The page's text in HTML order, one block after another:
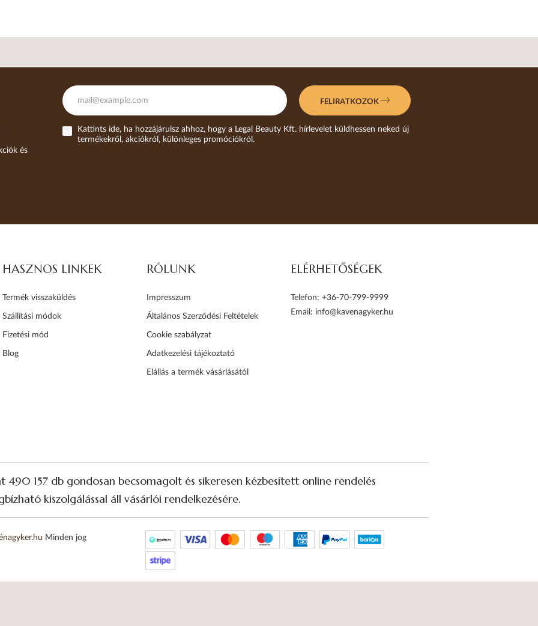
és
FELIRATKOZOK
Kattints ide, ha hozzájárulsz ahhoz, hogy a Legal Beauty Kft. hírlevelet küldhessen neked új
termékekről, akciókról, különleges promóciókról.
HASZNOS LINKEK
Termék visszaküldés
Szállítási módok
Fizetési mód
Blog
RÓLUNK
Impresszum
Általános Szerződési Feltételek
Cookie szabályzat
Adatkezelési tájékoztató
Elállás a termék vásárlásától
ELÉRHETŐSÉGEK
Telefon: +36-70-799-9999
Email: info@kavenagyker.hu
490 157 db gondosan becsomagolt és sikeresen kézbesített online rendelés
kiszolgálással áll vásárlói rendelkezésére.
Minden jog